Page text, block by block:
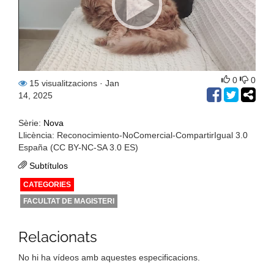
15 visualitzacions · Jan
14, 2025
0 0
Sèrie: Nova
Llicència: Reconocimiento-NoComercial-CompartirIgual 3.0
España (CC BY-NC-SA 3.0 ES)
Subtítulos
CATEGORIES
FACULTAT DE MAGISTERI
Relacionats
No hi ha vídeos amb aquestes especificacions.